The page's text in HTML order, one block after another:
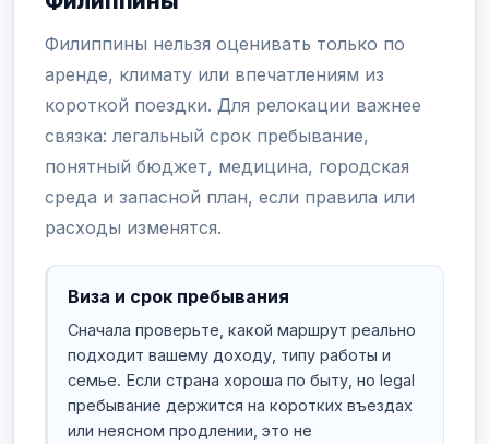
Филиппины нельзя оценивать только по
аренде, климату или впечатлениям из
короткой поездки. Для релокации важнее
связка: легальный срок пребывание,
понятный бюджет, медицина, городская
среда и запасной план, если правила или
расходы изменятся.
Виза и срок пребывания
Сначала проверьте, какой маршрут реально
подходит вашему доходу, типу работы и
семье. Если страна хороша по быту, но legal
пребывание держится на коротких въездах
или неясном продлении, это не